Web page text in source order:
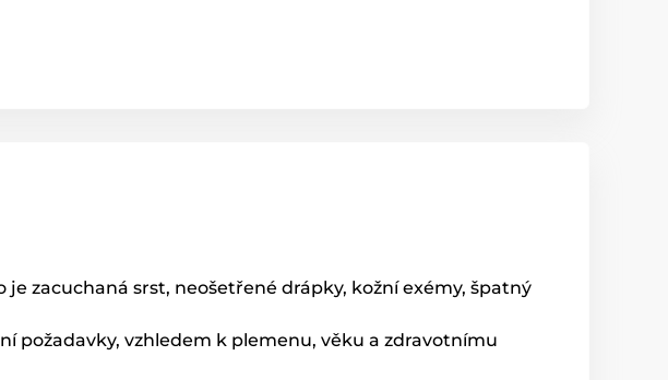
zacuchaná srst, neošetřené drápky, kožní exémy, špatný
požadavky, vzhledem k plemenu, věku a zdravotnímu